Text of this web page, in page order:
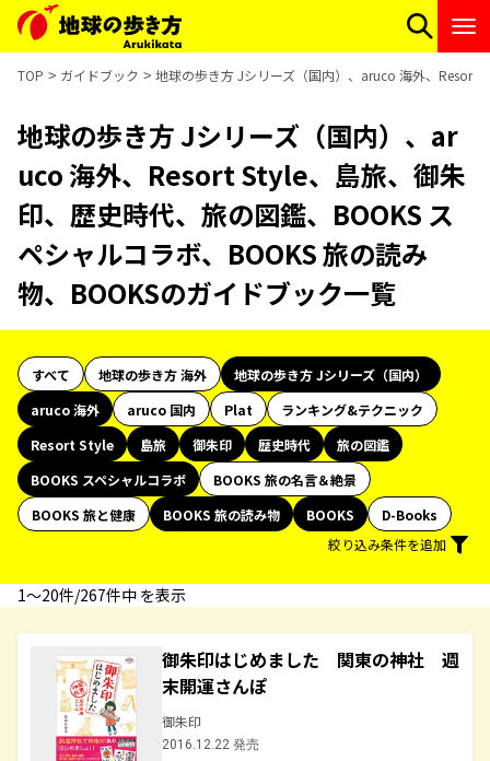
TOP ガイドブック 地球の歩き方 Jシリーズ（国内）、aruco 海外、Resort
地球の歩き方 Jシリーズ（国内）、ar
uco 海外、Resort Style、島旅、御朱
印、歴史時代、旅の図鑑、BOOKS ス
ペシャルコラボ、BOOKS 旅の読み
物、BOOKSのガイドブック一覧
すべて 地球の歩き方 海外
地球の歩き方 Jシリーズ（国内）
aruco 海外
aruco 国内 Plat
ランキング&テクニック
Resort Style
島旅 御朱印 歴史時代
旅の図鑑
BOOKS スペシャルコラボ
BOOKS 旅の名言＆絶景
BOOKS 旅と健康
BOOKS 旅の読み物 BOOKS
D-Books
絞り込み条件を追加
1〜20件/267件中 を表示
御朱印はじめました 関東の神社 週
末開運さんぽ
御朱印
2016.12.22 発売